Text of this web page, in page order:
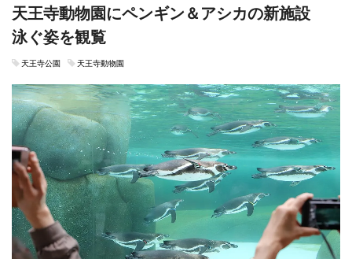
天王寺動物園にペンギン＆アシカの新施設
泳ぐ姿を観覧
天王寺公園 天王寺動物園